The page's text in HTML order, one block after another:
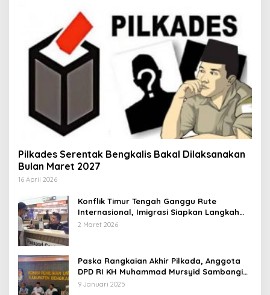
Pilkades Serentak Bengkalis Bakal Dilaksanakan
Bulan Maret 2027
16 April 2026
Konflik Timur Tengah Ganggu Rute
Internasional, Imigrasi Siapkan Langkah
Antisipatif
2 Maret 2026
Paska Rangkaian Akhir Pilkada, Anggota
DPD RI KH Muhammad Mursyid Sambangi
KPU Bengkalis
9 Januari 2025